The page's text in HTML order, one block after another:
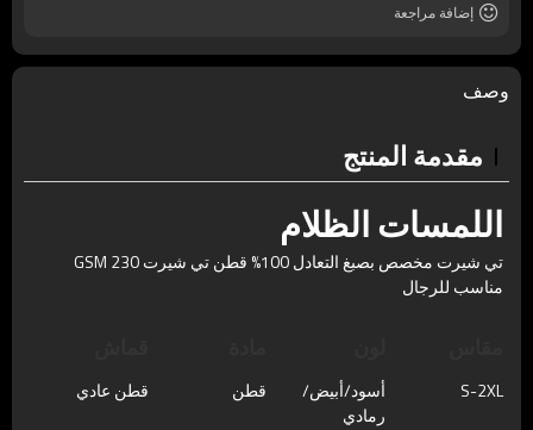
إضافة مراجعة
وصف
مقدمة المنتج
اللمسات الظلام
تي شيرت مخصص بصبغ التعادل 100% قطن تي شيرت 230 GSM
مناسب للرجال
S-2XL
أسود/أبيض/
رمادي
قطن قطن عادي